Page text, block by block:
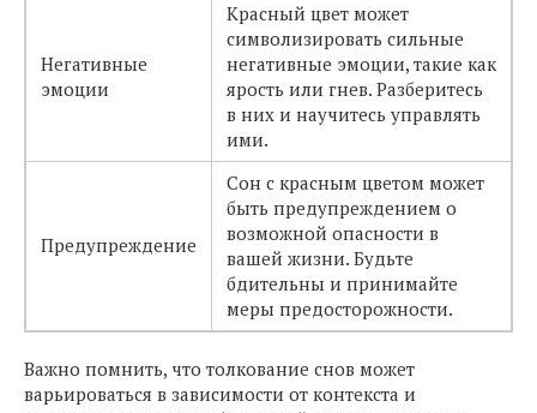
Негативные
эмоции
Красный цвет может
символизировать сильные
негативные эмоции, такие как
ярость или гнев. Разберитесь
в них и научитесь управлять
ими.
Предупреждение
Сон с красным цветом может
быть предупреждением о
возможной опасности в
вашей жизни. Будьте
бдительны и принимайте
меры предосторожности.
Важно помнить, что толкование снов может
варьироваться в зависимости от контекста и